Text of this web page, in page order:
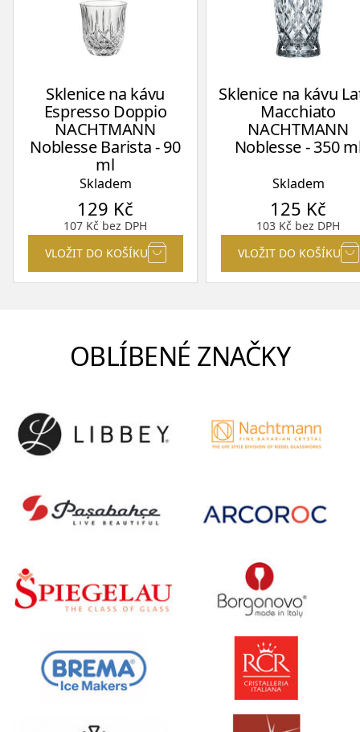
Sklenice na kávu
Espresso Doppio
NACHTMANN
Noblesse Barista - 90
ml
Skladem
129 Kč
107 Kč bez DPH
VLOŽIT DO KOŠÍKU
Sklenice na kávu
Macchiato
NACHTMANN
Noblesse - 350
Skladem
125 Kč
103 Kč bez DPH
VLOŽIT DO KOŠÍKU
OBLÍBENÉ ZNAČKY